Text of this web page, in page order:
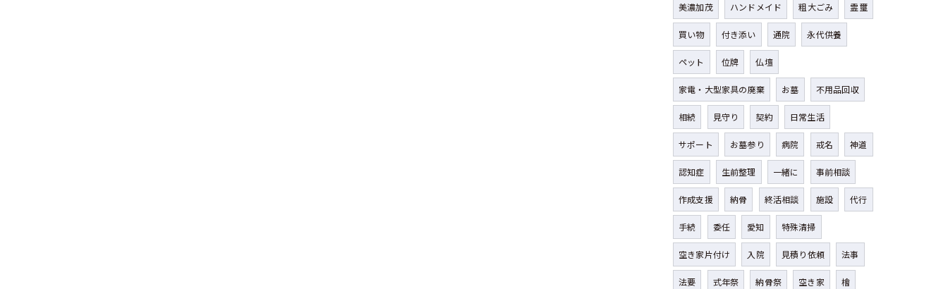
美濃加茂 ハンドメイド 粗大ごみ 霊璽
買い物 付き添い 通院 永代供養
ペット 位牌 仏壇
家電・大型家具の廃棄 お墓 不用品回収
相続 見守り 契約 日常生活
サポート お墓参り 病院 戒名 神道
認知症 生前整理 一緒に 事前相談
作成支援 納骨 終活相談 施設 代行
手続 委任 愛知 特殊清掃
空き家片付け 入院 見積り依頼 法事
法要 式年祭 納骨祭 空き家 檜